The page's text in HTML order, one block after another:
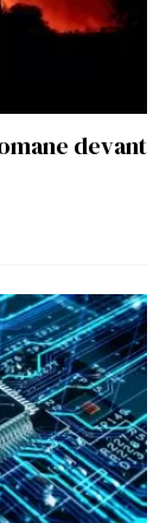
devant